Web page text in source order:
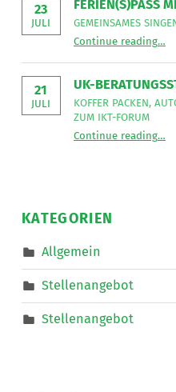
für
23
JULI
FERIEN(S)PASS
GEMEINSAMES
Continue reading
und
in
”
…
21
JULI
UK-
KOFFER PACKEN,
ZUM IKT-FORUM
Continue readingUK-Beratungsstelle auf Tour in Linz
Koffer
…
KATEGORIEN
Allgemein
Stellenangebot
Stellenangebot